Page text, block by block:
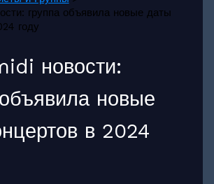
группа объявила новые даты
году
новости:
новые
в 2024